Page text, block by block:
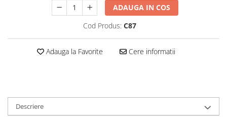
ADAUGA IN COS
Cod Produs: C87
Adauga la Favorite Cere informatii
Descriere